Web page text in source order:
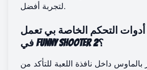
لتجربة أفضل.
أدوات التحكم الخاصة بي تعمل
في Funny Shooter 2؟
بالماوس داخل نافذة اللعبة للتأكد من